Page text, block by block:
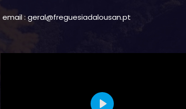
email : geral@freguesiadalousan.pt